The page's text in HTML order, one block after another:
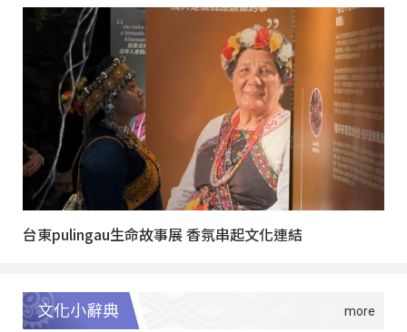
台東pulingau生命故事展 香氛串起文化連結
文化小辭典